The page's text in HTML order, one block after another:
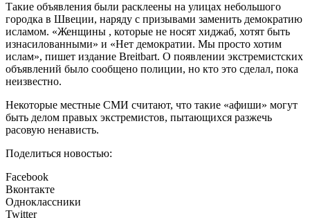
Такие объявления были расклеены на улицах небольшого
городка в Швеции, наряду с призывами заменить демократию
исламом. «Женщины , которые не носят хиджаб, хотят быть
изнасилованными» и «Нет демократии. Мы просто хотим
ислам», пишет издание Breitbart. О появлении экстремистских
объявлений было сообщено полиции, но кто это сделал, пока
неизвестно.
Некоторые местные СМИ считают, что такие «афиши» могут
быть делом правых экстремистов, пытающихся разжечь
расовую ненависть.
Поделиться новостью:
Facebook
Вконтакте
Одноклассники
Twitter